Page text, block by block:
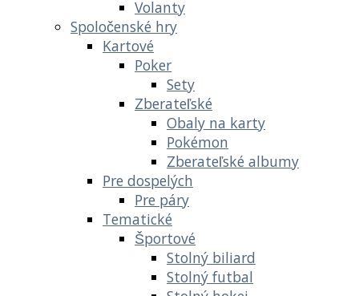
Volanty
Spoločenské hry
Kartové
Poker
Sety
Zberateľské
Obaly na karty
Pokémon
Zberateľské albumy
Pre dospelých
Pre páry
Tematické
Športové
Stolný biliard
Stolný futbal